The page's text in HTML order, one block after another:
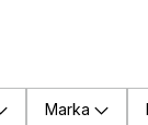
Marka